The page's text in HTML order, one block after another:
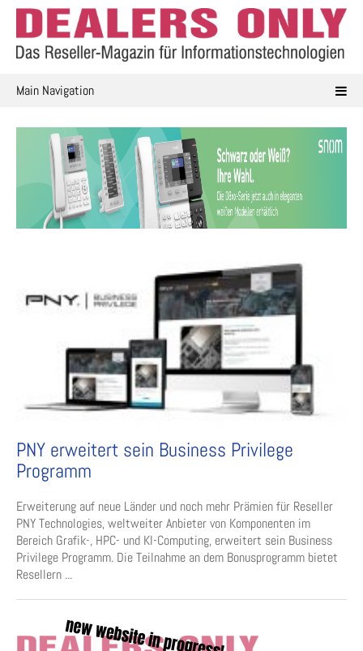
Skip
content
Main Navigation
PNY erweitert sein Business Privilege
Programm
Erweiterung auf neue Länder und noch mehr Prämien für Reseller
PNY Technologies, weltweiter Anbieter von Komponenten im
Bereich Grafik-, HPC- und KI-Computing, erweitert sein Business
Privilege Programm. Die Teilnahme an dem Bonusprogramm bietet
Resellern ...